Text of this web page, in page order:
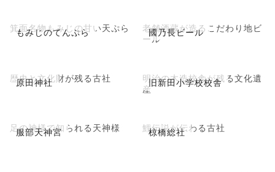
もみじのてんぷら
箕面名物もみじの甘い天ぷら 國乃長ビール
老舗酒蔵が造るこだわり地ビ
ール
原田神社
歴史と文化財が残る古社 旧新田小学校校舎
明治の木造校舎が残る文化遺
産
服部天神宮
足の神様で知られる天神様 椋橋総社
鯉伝説が伝わる古社